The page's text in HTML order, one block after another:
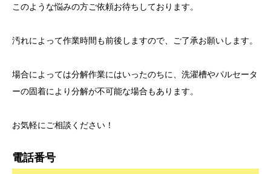
このような悩みの方ご依頼お待ちしております。
汚れによって作業時間も前後しますので、ご了承お願いします。
場合によっては分解作業にはいったのちに、洗濯槽やパルセータ
ーの固着により分解が不可能な場合もあります。
お気軽にご相談ください！
電話番号